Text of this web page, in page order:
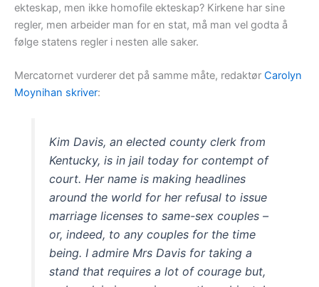
ekteskap, men ikke homofile ekteskap? Kirkene har sine
regler, men arbeider man for en stat, må man vel godta å
følge statens regler i nesten alle saker.
Mercatornet vurderer det på samme måte, redaktør Carolyn
Moynihan skriver:
Kim Davis, an elected county clerk from
Kentucky, is in jail today for contempt of
court. Her name is making headlines
around the world for her refusal to issue
marriage licenses to same-sex couples –
or, indeed, to any couples for the time
being. I admire Mrs Davis for taking a
stand that requires a lot of courage but,